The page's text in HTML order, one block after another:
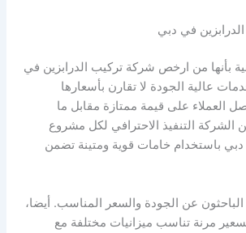
في دبي
بأنها من ارخص شركة تركيب الدرابزين في
عالية الجودة لا تقارن بأسعارها
العملاء على قيمة ممتازة مقابل ما
الشركة التنفيذ الاحترافي لكل مشروع
دبي باستخدام خامات قوية ومتينة تضمن
الباحثون عن الجودة والسعر المناسب. أيضا،
مرنة تناسب ميزانيات مختلفة مع